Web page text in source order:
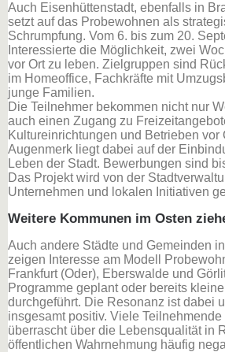
Auch Eisenhüttenstadt, ebenfalls in
setzt auf das Probewohnen als
Schrumpfung. Vom 6. bis zum 20.
Interessierte die Möglichkeit, zwei
vor Ort zu leben. Zielgruppen sind
im Homeoffice, Fachkräfte mit
junge Familien.
Die Teilnehmer bekommen nicht nur
auch einen Zugang zu
Kultureinrichtungen und Betrieben vor
Augenmerk liegt dabei auf der
Leben der Stadt. Bewerbungen sind
Das Projekt wird von der
Unternehmen und lokalen Initiativen
Weitere Kommunen im Osten
Auch andere Städte und Gemeinden
zeigen Interesse am Modell
Frankfurt (Oder), Eberswalde und
Programme geplant oder bereits
durchgeführt. Die Resonanz ist dabei
insgesamt positiv. Viele
überrascht über die Lebensqualität in
öffentlichen Wahrnehmung häufig